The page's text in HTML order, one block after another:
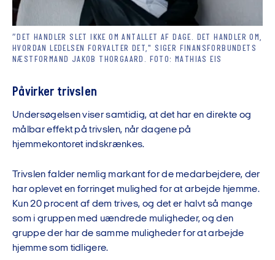
”DET HANDLER SLET IKKE OM ANTALLET AF DAGE. DET HANDLER OM,
HVORDAN LEDELSEN FORVALTER DET," SIGER FINANSFORBUNDETS
NÆSTFORMAND JAKOB THORGAARD. FOTO: MATHIAS EIS
Påvirker trivslen
Undersøgelsen viser samtidig, at det har en direkte og
målbar effekt på trivslen, når dagene på
hjemmekontoret indskrænkes.
Trivslen falder nemlig markant for de medarbejdere, der
har oplevet en forringet mulighed for at arbejde hjemme.
Kun 20 procent af dem trives, og det er halvt så mange
som i gruppen med uændrede muligheder, og den
gruppe der har de samme muligheder for at arbejde
hjemme som tidligere.